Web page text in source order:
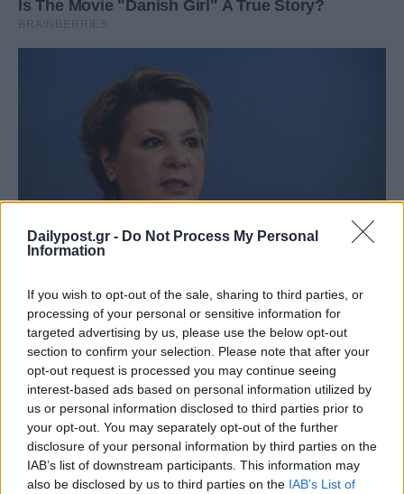
Dailypost.gr - Do Not Process My Personal
Information
If you wish to opt-out of the sale, sharing to third parties, or
processing of your personal or sensitive information for
targeted advertising by us, please use the below opt-out
section to confirm your selection. Please note that after your
opt-out request is processed you may continue seeing
interest-based ads based on personal information utilized by
us or personal information disclosed to third parties prior to
your opt-out. You may separately opt-out of the further
disclosure of your personal information by third parties on the
IAB’s list of downstream participants. This information may
also be disclosed by us to third parties on the IAB’s List of